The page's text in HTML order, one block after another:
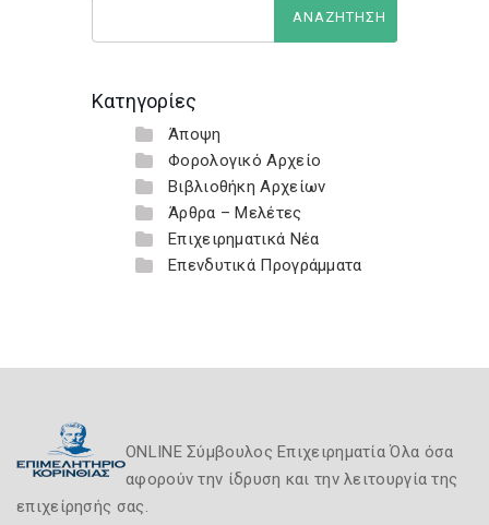
Κατηγορίες
Άποψη
Φορολογικό Αρχείο
Βιβλιοθήκη Αρχείων
Άρθρα – Μελέτες
Επιχειρηματικά Νέα
Επενδυτικά Προγράμματα
ONLINE Σύμβουλος Επιχειρηματία Όλα όσα
αφορούν την ίδρυση και την λειτουργία της
επιχείρησής σας.